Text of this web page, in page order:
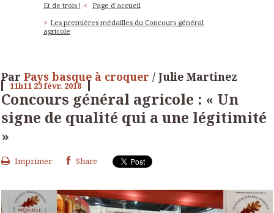
Et de trois !
Page d'accueil
Les premières médailles du Concours général
agricole
Par Pays basque à croquer / Julie Martinez
11h11 23févr. 2018
Concours général agricole : « Un
signe de qualité qui a une légitimité
»
Imprimer Share